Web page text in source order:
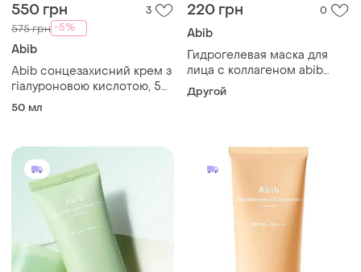
550 грн 3
575 грн -5%
Abib
Abib сонцезахисний крем з
гіалуроновою кислотою, 50
мл - abib sedum hyaluron
50 мл
220 грн 0
Abib
Гидрогелевая маска для
лица с коллагеном abib
collagen gel mask jericho
rose jelly (35 g)
Другой